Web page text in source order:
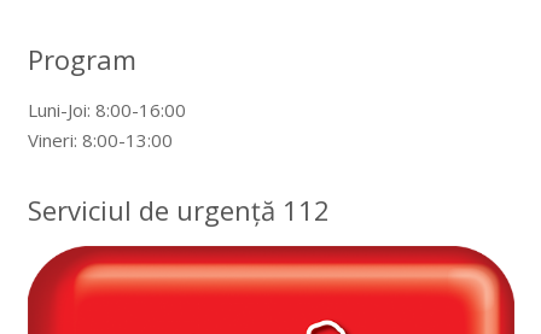
Program
Luni-Joi: 8:00-16:00
Vineri: 8:00-13:00
Serviciul de urgență 112